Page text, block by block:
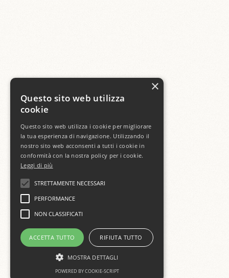
×
Questo sito web utilizza
cookie
Questo sito web utilizza i cookie per migliorare
la tua esperienza di navigazione. Utilizzando il
nostro sito web acconsenti a tutti i cookie in
conformità con la nostra policy per i cookie.
Leggi di più
STRETTAMENTE NECESSARI
PERFORMANCE
NON CLASSIFICATI
ACCETTA TUTTO RIFIUTA TUTTO
MOSTRA DETTAGLI
POWERED BY COOKIE-SCRIPT